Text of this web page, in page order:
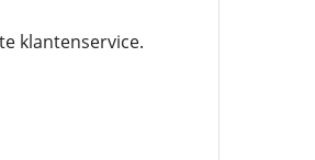
klantenservice.